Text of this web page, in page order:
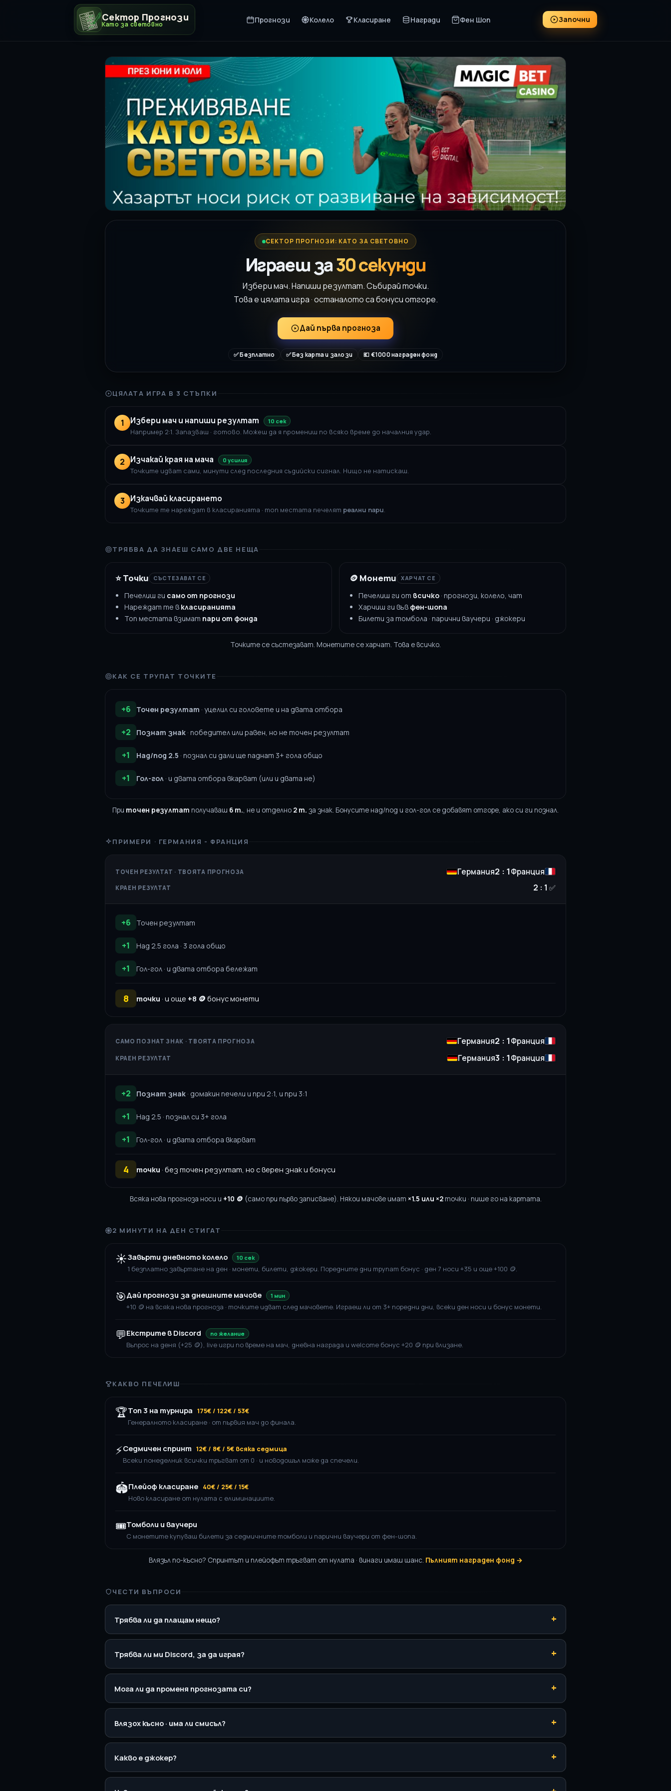
Сектор Прогнози
Като за световно Прогнози Колело Класиране Награди Фен Шоп Започни
СЕКТОР ПРОГНОЗИ: КАТО ЗА СВЕТОВНО
Играеш за30 секунди
Избери мач. Напиши резултат. Събирай точки.
Това е цялата игра · останалото са бонуси отгоре.
Дай първа прогноза
✅ Безплатно ✅ Без карта и залози 💶 €1000 награден фонд
ЦЯЛАТА ИГРА В 3 СТЪПКИ
1 Избери мач и напиши резултат 10 сек
Например 2:1. Запазваш · готово. Можеш да я промениш по всяко време до началния удар.
2 Изчакай края на мача 0 усилия
Точките идват сами, минути след последния съдийски сигнал. Нищо не натискаш.
3 Изкачвай класирането
Точките те нареждат в класиранията · топ местата печелят реални пари.
ТРЯБВА ДА ЗНАЕШ САМО ДВЕ НЕЩА
⭐ Точки СЪСТЕЗАВАТ СЕ
Печелиш ги само от прогнози
Нареждат те в класиранията
Топ местата взимат пари от фонда
🪙 Монети ХАРЧАТ СЕ
Печелиш ги от всичко · прогнози, колело, чат
Харчиш ги във фен-шопа
Билети за томбола · парични ваучери · джокери
Точките се състезават. Монетите се харчат. Това е всичко.
КАК СЕ ТРУПАТ ТОЧКИТЕ
+6 Точен резултат · уцелил си головете и на двата отбора
+2 Познат знак · победител или равен, но не точен резултат
+1 Над/под 2.5 · познал си дали ще паднат 3+ гола общо
+1 Гол-гол · и двата отбора вкарват (или и двата не)
При точен резултат получаваш 6 т., не и отделно 2 т. за знак. Бонусите над/под и гол-гол се добавят отгоре, ако си ги познал.
ПРИМЕРИ · ГЕРМАНИЯ - ФРАНЦИЯ
ТОЧЕН РЕЗУЛТАТ · ТВОЯТА ПРОГНОЗА Германия2 : 1Франция
КРАЕН РЕЗУЛТАТ 2 : 1 ✅
+6 Точен резултат
+1 Над 2.5 гола · 3 гола общо
+1 Гол-гол · и двата отбора бележат
8 точки · и още +8 🪙 бонус монети
САМО ПОЗНАТ ЗНАК · ТВОЯТА ПРОГНОЗА Германия2 : 1Франция
КРАЕН РЕЗУЛТАТ Германия3 : 1Франция
+2 Познат знак · домакин печели и при 2:1, и при 3:1
+1 Над 2.5 · познал си 3+ гола
+1 Гол-гол · и двата отбора вкарват
4 точки · без точен резултат, но с верен знак и бонуси
Всяка нова прогноза носи и +10 🪙 (само при първо записване). Някои мачове имат ×1.5 или ×2точки · пише го на картата.
2 МИНУТИ НА ДЕН СТИГАТ
☀️Завърти дневното колело 10 сек
1 безплатно завъртане на ден · монети, билети, джокери. Поредните дни трупат бонус · ден 7 носи +35 и още +100 🪙.
🎯Дай прогнози за днешните мачове 1 мин
+10 🪙 на всяка нова прогноза · точките идват след мачовете. Играеш ли от 3+ поредни дни, всеки ден носи и бонус монети.
💬Екстрите в Discord по желание
Въпрос на деня (+25 🪙), live игри по време на мач, дневна награда и welcome бонус +20 🪙 при влизане.
КАКВО ПЕЧЕЛИШ
🏆Топ 3 на турнира 175€ / 122€ / 53€
Генералното класиране · от първия мач до финала.
⚡Седмичен спринт 12€ / 8€ / 5€ всяка седмица
Всеки понеделник всички тръгват от 0 · и новодошъл може да спечели.
🏟️Плейоф класиране 40€ / 25€ / 15€
Ново класиране от нулата с елиминациите.
🎟️Томболи и ваучери
С монетите купуваш билети за седмичните томболи и парични ваучери от фен-шопа.
Влязъл по-късно? Спринтът и плейофът тръгват от нулата · винаги имаш шанс. Пълният награден фонд →
ЧЕСТИ ВЪПРОСИ
Трябва ли да плащам нещо?
Трябва ли ми Discord, за да играя?
Мога ли да променя прогнозата си?
Влязох късно · има ли смисъл?
Какво е джокер?
Имейли за награди и мачове